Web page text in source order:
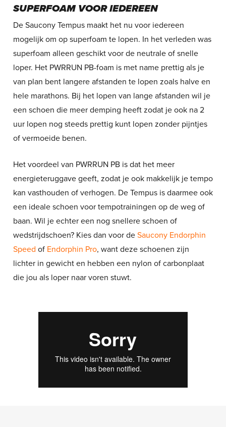
SUPERFOAM VOOR IEDEREEN
De Saucony Tempus maakt het nu voor iedereen
mogelijk om op superfoam te lopen. In het verleden was
superfoam alleen geschikt voor de neutrale of snelle
loper. Het PWRRUN PB-foam is met name prettig als je
van plan bent langere afstanden te lopen zoals halve en
hele marathons. Bij het lopen van lange afstanden wil je
een schoen die meer demping heeft zodat je ook na 2
uur lopen nog steeds prettig kunt lopen zonder pijntjes
of vermoeide benen.
Het voordeel van PWRRUN PB is dat het meer
energieteruggave geeft, zodat je ook makkelijk je tempo
kan vasthouden of verhogen. De Tempus is daarmee ook
een ideale schoen voor tempotrainingen op de weg of
baan. Wil je echter een nog snellere schoen of
wedstrijdschoen? Kies dan voor de Saucony Endorphin
Speed of Endorphin Pro, want deze schoenen zijn
lichter in gewicht en hebben een nylon of carbonplaat
die jou als loper naar voren stuwt.